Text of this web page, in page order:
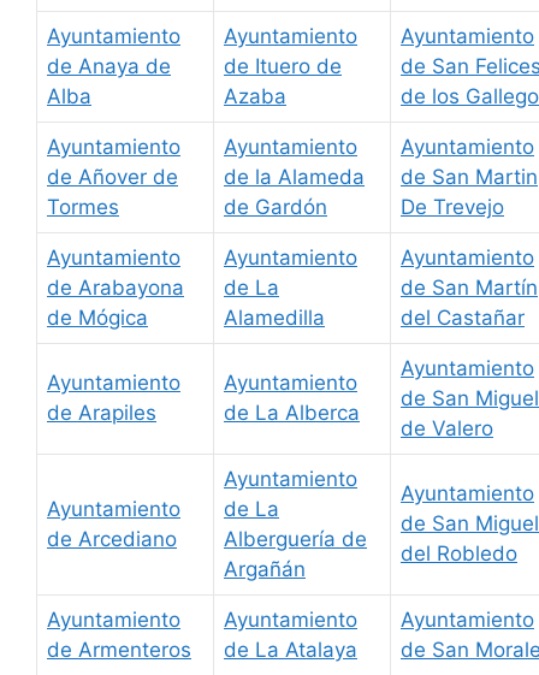
Ayuntamiento
de Anaya de
Alba
Ayuntamiento
de Ituero de
Azaba
Ayuntamiento
de San
de los
Ayuntamiento
de Añover de
Tormes
Ayuntamiento
de la Alameda
de Gardón
Ayuntamiento
de San Martin
De Trevejo
Ayuntamiento
de Arabayona
de Mógica
Ayuntamiento
de La
Alamedilla
Ayuntamiento
de San Martín
del Castañar
Ayuntamiento
de Arapiles
Ayuntamiento
de La Alberca
Ayuntamiento
de San Miguel
de Valero
Ayuntamiento
de Arcediano
Ayuntamiento
de La
Alberguería de
Argañán
Ayuntamiento
de San Miguel
del Robledo
Ayuntamiento
de Armenteros
Ayuntamiento
de La Atalaya
Ayuntamiento
de San